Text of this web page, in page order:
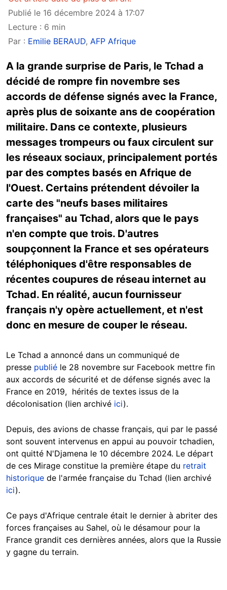
Publié le 16 décembre 2024 à 17:07
Lecture : 6 min
Par : Emilie BERAUD, AFP Afrique
A la grande surprise de Paris, le Tchad a
décidé de rompre fin novembre ses
accords de défense signés avec la France,
après plus de soixante ans de coopération
militaire. Dans ce contexte, plusieurs
messages trompeurs ou faux circulent sur
les réseaux sociaux, principalement portés
par des comptes basés en Afrique de
l'Ouest. Certains prétendent dévoiler la
carte des "neufs bases militaires
françaises" au Tchad, alors que le pays
n'en compte que trois. D'autres
soupçonnent la France et ses opérateurs
téléphoniques d'être responsables de
récentes coupures de réseau internet au
Tchad. En réalité, aucun fournisseur
français n'y opère actuellement, et n'est
donc en mesure de couper le réseau.
Le Tchad a annoncé dans un communiqué de
presse publié le 28 novembre sur Facebook mettre fin
aux accords de sécurité et de défense signés avec la
France en 2019, hérités de textes issus de la
décolonisation (lien archivé ici).
Depuis, des avions de chasse français, qui par le passé
sont souvent intervenus en appui au pouvoir tchadien,
ont quitté N'Djamena le 10 décembre 2024. Le départ
de ces Mirage constitue la première étape du retrait
historique de l'armée française du Tchad (lien archivé
ici).
Ce pays d'Afrique centrale était le dernier à abriter des
forces françaises au Sahel, où le désamour pour la
France grandit ces dernières années, alors que la Russie
y gagne du terrain.